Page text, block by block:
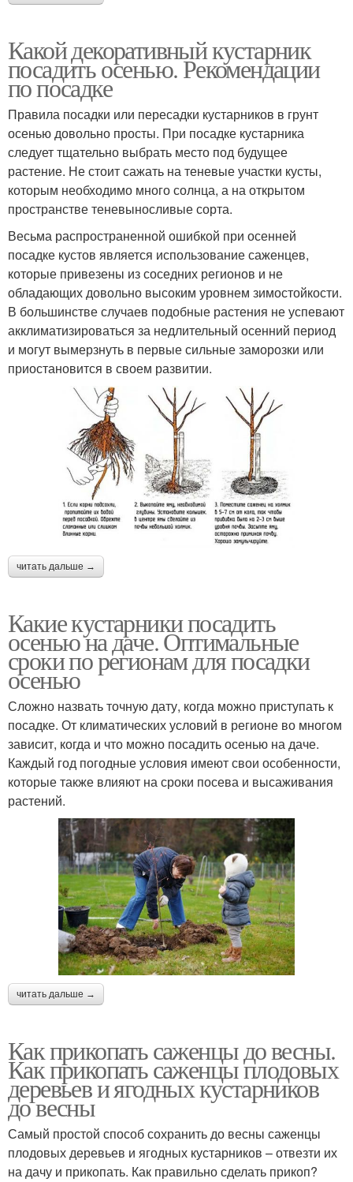
Какой декоративный кустарник
посадить осенью. Рекомендации
по посадке
Правила посадки или пересадки кустарников в грунт
осенью довольно просты. При посадке кустарника
следует тщательно выбрать место под будущее
растение. Не стоит сажать на теневые участки кусты,
которым необходимо много солнца, а на открытом
пространстве теневыносливые сорта.
Весьма распространенной ошибкой при осенней
посадке кустов является использование саженцев,
которые привезены из соседних регионов и не
обладающих довольно высоким уровнем зимостойкости.
В большинстве случаев подобные растения не успевают
акклиматизироваться за недлительный осенний период
и могут вымерзнуть в первые сильные заморозки или
приостановится в своем развитии.
читать дальше →
Какие кустарники посадить
осенью на даче. Оптимальные
сроки по регионам для посадки
осенью
Сложно назвать точную дату, когда можно приступать к
посадке. От климатических условий в регионе во многом
зависит, когда и что можно посадить осенью на даче.
Каждый год погодные условия имеют свои особенности,
которые также влияют на сроки посева и высаживания
растений.
читать дальше →
Как прикопать саженцы до весны.
Как прикопать саженцы плодовых
деревьев и ягодных кустарников
до весны
Самый простой способ сохранить до весны саженцы
плодовых деревьев и ягодных кустарников – отвезти их
на дачу и прикопать. Как правильно сделать прикоп?